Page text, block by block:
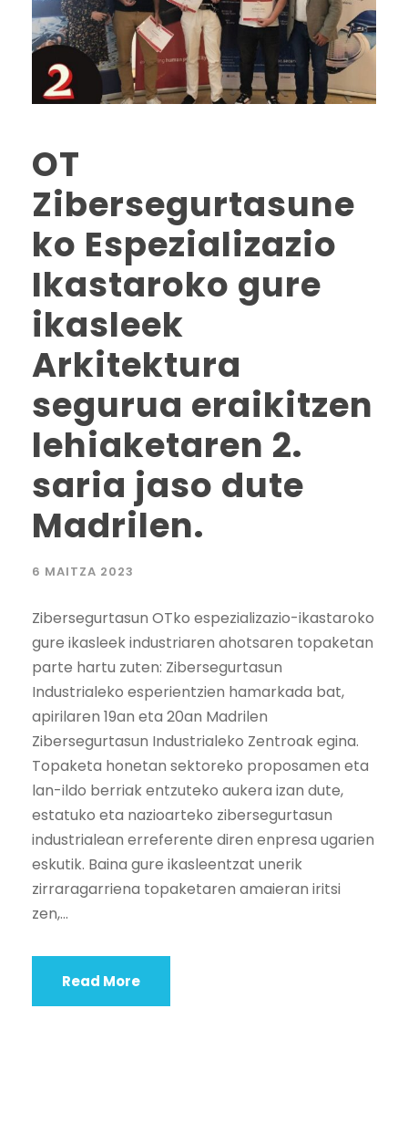
OT
Zibersegurtasune
ko Espezializazio
Ikastaroko gure
ikasleek
Arkitektura
segurua eraikitzen
lehiaketaren 2.
saria jaso dute
Madrilen.
6 MAITZA 2023
Zibersegurtasun OTko espezializazio-ikastaroko
gure ikasleek industriaren ahotsaren topaketan
parte hartu zuten: Zibersegurtasun
Industrialeko esperientzien hamarkada bat,
apirilaren 19an eta 20an Madrilen
Zibersegurtasun Industrialeko Zentroak egina.
Topaketa honetan sektoreko proposamen eta
lan-ildo berriak entzuteko aukera izan dute,
estatuko eta nazioarteko zibersegurtasun
industrialean erreferente diren enpresa ugarien
eskutik. Baina gure ikasleentzat unerik
zirraragarriena topaketaren amaieran iritsi
zen,...
Read More